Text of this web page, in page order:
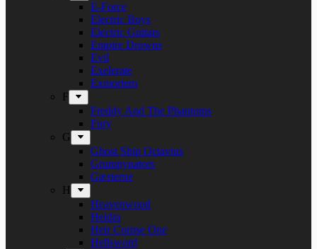
E-Force
Electric Boys
Electric Guitars
Empire Drowns
Evil
Exelerate
Exmortem
F
Freddy And The Phantoms
Fury
G
Ghost Ship Octavius
Grumpynators
Gæsterne
H
Heavenwood
Heidra
Heir Corpse One
Hellsword